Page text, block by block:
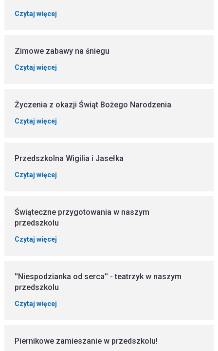
Czytaj więcej
Zimowe zabawy na śniegu
Czytaj więcej
Życzenia z okazji Świąt Bożego Narodzenia
Czytaj więcej
Przedszkolna Wigilia i Jasełka
Czytaj więcej
Świąteczne przygotowania w naszym
przedszkolu
Czytaj więcej
''Niespodzianka od serca'' - teatrzyk w naszym
przedszkolu
Czytaj więcej
Piernikowe zamieszanie w przedszkolu!